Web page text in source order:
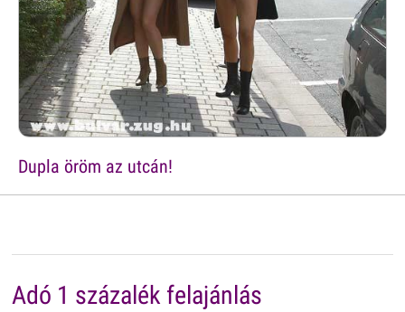
Dupla öröm az utcán!
Adó 1 százalék felajánlás